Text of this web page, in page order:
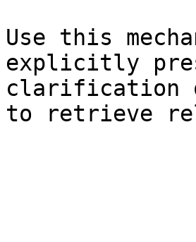
Use this
explicitly
clarification